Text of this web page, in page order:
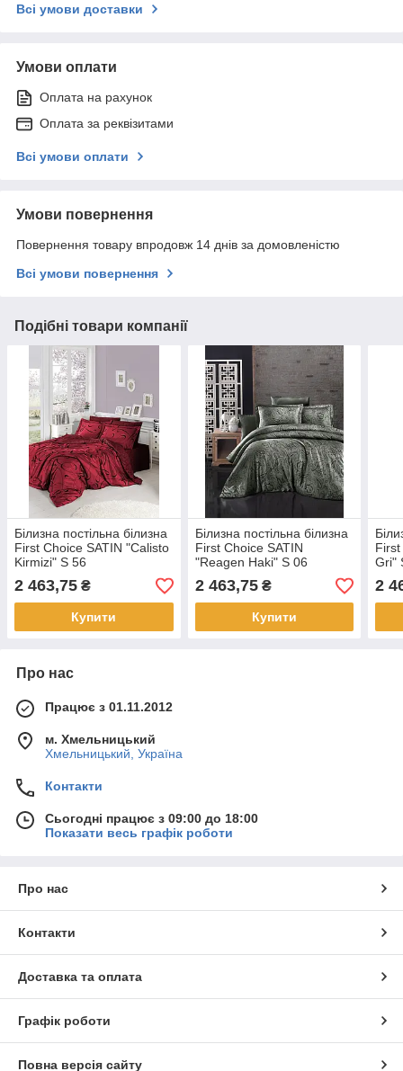
Всі умови доставки
Умови оплати
Оплата на рахунок
Оплата за реквізитами
Всі умови оплати
Умови повернення
Повернення товару впродовж 14 днів за домовленістю
Всі умови повернення
Подібні товари компанії
Білизна постільна білизна
First Choice SATIN "Calisto
Kirmizi" S 56
2 463,75 ₴
Купити
Білизна постільна білизна
First Choice SATIN
"Reagen Haki" S 06
2 463,75₴
Купити
Gri"
2
Про нас
Працює з 01.11.2012
м. Хмельницький
Хмельницький, Україна
Контакти
Сьогодні працює з 09:00 до 18:00
Показати весь графік роботи
Про нас
Контакти
Доставка та оплата
Графік роботи
Повна версія сайту